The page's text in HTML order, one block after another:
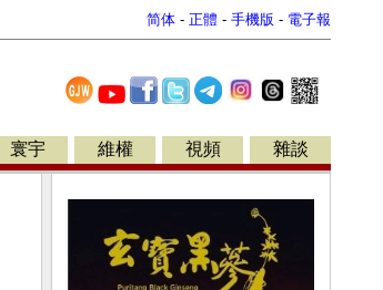
简体 - 正體 - 手機版 - 電子報
寰宇 維權 視頻 雜談